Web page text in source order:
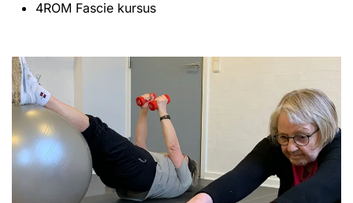
4ROM Fascie kursus